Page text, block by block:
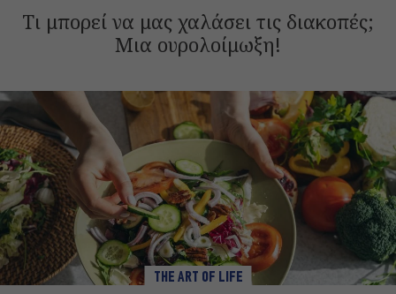
Τι μπορεί να μας χαλάσει τις διακοπές;
Μια ουρολοίμωξη!
THE ART OF LIFE